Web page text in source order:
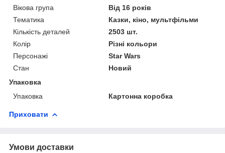
Вікова група
Від 16 років
Тематика
Казки, кіно, мультфільми
Кількість деталей
2503 шт.
Колір
Різні кольори
Персонажі
Star Wars
Стан
Новий
Упаковка
Упаковка
Картонна коробка
Приховати
Умови доставки